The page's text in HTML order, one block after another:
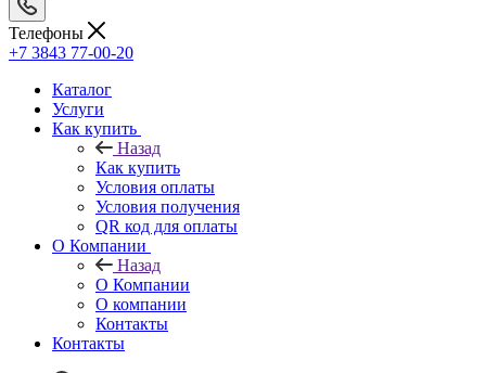
Телефоны
+7 3843 77-00-20
Каталог
Услуги
Как купить
Назад
Как купить
Условия оплаты
Условия получения
QR код для оплаты
О Компании
Назад
О Компании
О компании
Контакты
Контакты